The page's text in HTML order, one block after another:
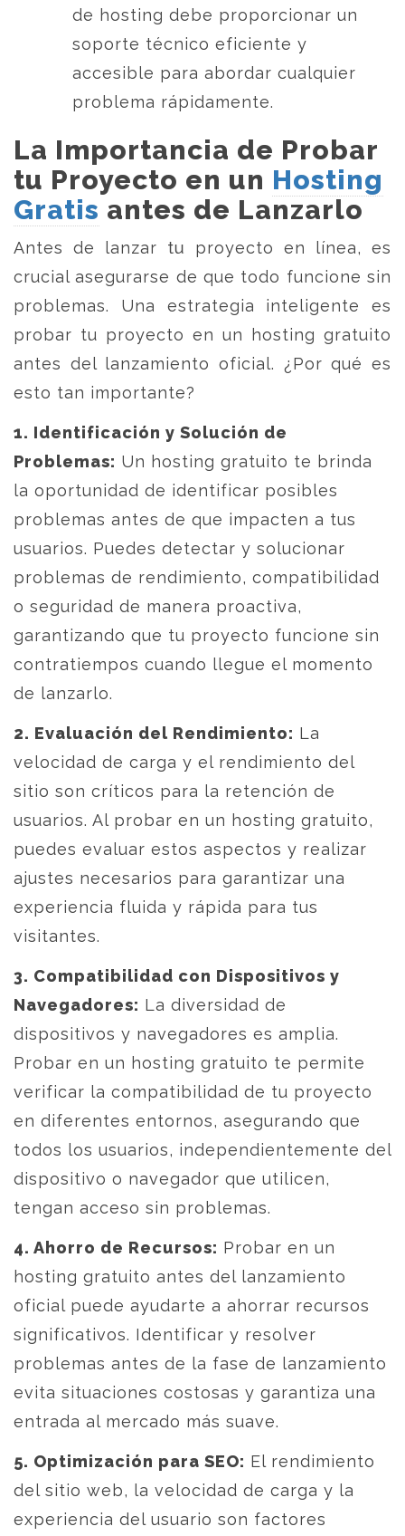
de hosting debe proporcionar un
soporte técnico eficiente y
accesible para abordar cualquier
problema rápidamente.
La Importancia de Probar
tu Proyecto en un Hosting
Gratis antes de Lanzarlo
Antes de lanzar tu proyecto en línea, es
crucial asegurarse de que todo funcione sin
problemas. Una estrategia inteligente es
probar tu proyecto en un hosting gratuito
antes del lanzamiento oficial. ¿Por qué es
esto tan importante?
1. Identificación y Solución de
Problemas: Un hosting gratuito te brinda
la oportunidad de identificar posibles
problemas antes de que impacten a tus
usuarios. Puedes detectar y solucionar
problemas de rendimiento, compatibilidad
o seguridad de manera proactiva,
garantizando que tu proyecto funcione sin
contratiempos cuando llegue el momento
de lanzarlo.
2. Evaluación del Rendimiento: La
velocidad de carga y el rendimiento del
sitio son críticos para la retención de
usuarios. Al probar en un hosting gratuito,
puedes evaluar estos aspectos y realizar
ajustes necesarios para garantizar una
experiencia fluida y rápida para tus
visitantes.
3. Compatibilidad con Dispositivos y
Navegadores: La diversidad de
dispositivos y navegadores es amplia.
Probar en un hosting gratuito te permite
verificar la compatibilidad de tu proyecto
en diferentes entornos, asegurando que
todos los usuarios, independientemente del
dispositivo o navegador que utilicen,
tengan acceso sin problemas.
4. Ahorro de Recursos: Probar en un
hosting gratuito antes del lanzamiento
oficial puede ayudarte a ahorrar recursos
significativos. Identificar y resolver
problemas antes de la fase de lanzamiento
evita situaciones costosas y garantiza una
entrada al mercado más suave.
5. Optimización para SEO: El rendimiento
del sitio web, la velocidad de carga y la
experiencia del usuario son factores